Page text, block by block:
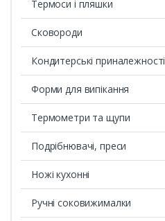
Термоси і пляшки
Сковороди
Кондитерські приналежності
Форми для випікання
Термометри та щупи
Подрібнювачі, преси
Ножі кухонні
Ручні соковижималки